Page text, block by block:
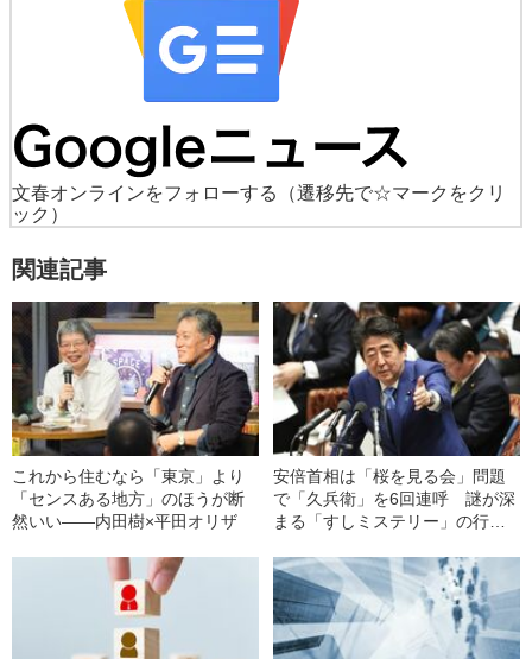
文春オンラインをフォローする
（遷移先で☆マークをクリ
ック）
関連記事
これから住むなら「東京」より
「センスある地方」のほうが断
然いい――内田樹×平田オリザ
安倍首相は「桜を見る会」問題
で「久兵衛」を6回連呼 謎が深
まる「すしミステリー」の行方